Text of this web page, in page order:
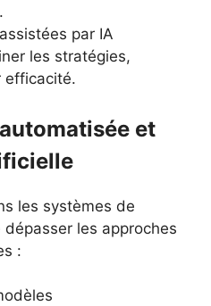
par IA
les stratégies,
efficacité.
et
les systèmes de
les approches
: